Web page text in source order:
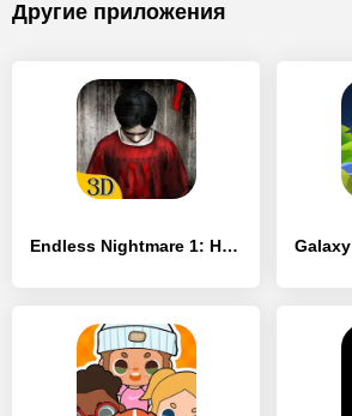
Другие приложения
Endless Nightmare 1: Home - [Взлом/МОД Все открыто]